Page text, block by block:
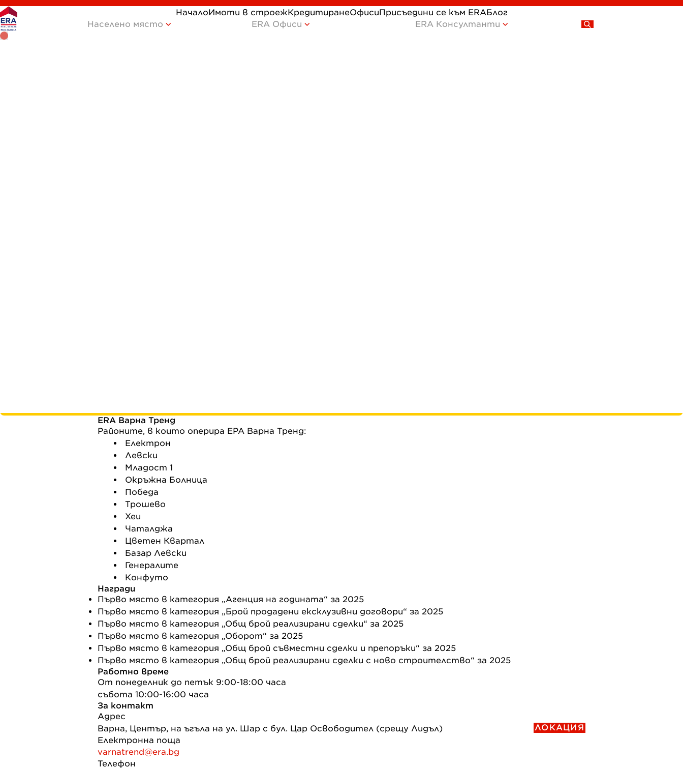
НачалоИмоти в строежКредитиранеОфисиПрисъедини се към ERAБлог
Населено място
ERA Офиси ERA Консултанти
ERA Варна Тренд
Районите, в които оперира ЕРА Варна Тренд:
Електрон
Левски
Младост 1
Окръжна Болница
Победа
Трошево
Хеи
Чаталджа
Цветен Квартал
Базар Левски
Генералите
Конфуто
Награди
Първо място в категория „Агенция на годината“ за 2025
Първо място в категория „Брой продадени ексклузивни договори“ за 2025
Първо място в категория „Общ брой реализирани сделки“ за 2025
Първо място в категория „Оборот“ за 2025
Първо място в категория „Общ брой съвместни сделки и препоръки“ за 2025
Първо място в категория „Общ брой реализирани сделки с ново строителство“ за 2025
Работно време
От понеделник до петък 9:00-18:00 часа
събота 10:00-16:00 часа
За контакт
Адрес
Варна, Център, на ъгъла на ул. Шар с бул. Цар Освободител (срещу Лидъл)
ЛОКАЦИЯ
Електронна поща
varnatrend@era.bg
Телефон